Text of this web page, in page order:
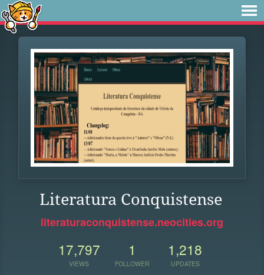
Literatura Conquistense
literaturaconquistense.neocities.org
17,797
VIEWS
1
FOLLOWER
1,218
UPDATES